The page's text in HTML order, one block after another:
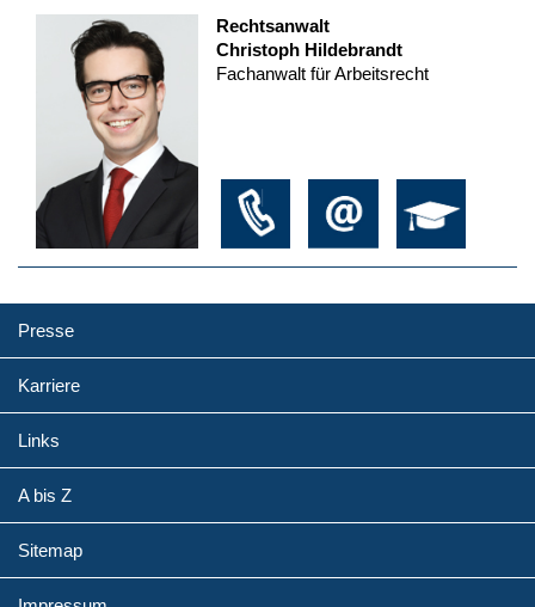
Rechtsanwalt
Christoph Hildebrandt
Fachanwalt für Arbeitsrecht
Presse
Karriere
Links
A bis Z
Sitemap